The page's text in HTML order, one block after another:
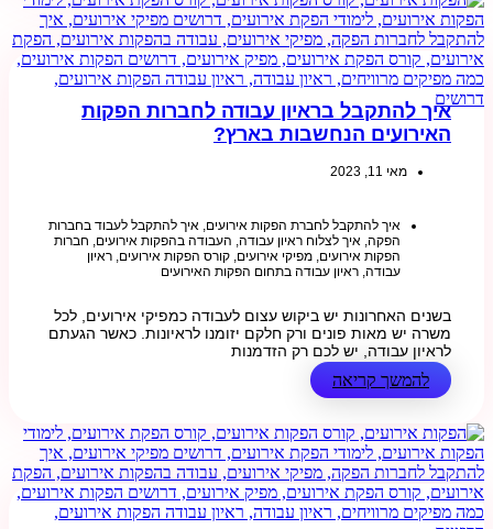
איך להתקבל בראיון עבודה לחברות הפקות
האירועים הנחשבות בארץ?
מאי 11, 2023
איך להתקבל לחברת הפקות אירועים, איך להתקבל לעבוד בחברות
הפקה, איך לצלוח ראיון עבודה, העבודה בהפקות אירועים, חברות
הפקות אירועים, מפיקי אירועים, קורס הפקות אירועים, ראיון
עבודה, ראיון עבודה בתחום הפקות האירועים
בשנים האחרונות יש ביקוש עצום לעבודה כמפיקי אירועים, לכל
משרה יש מאות פונים ורק חלקם יזומנו לראיונות. כאשר הגעתם
לראיון עבודה, יש לכם רק הזדמנות
להמשך קריאה